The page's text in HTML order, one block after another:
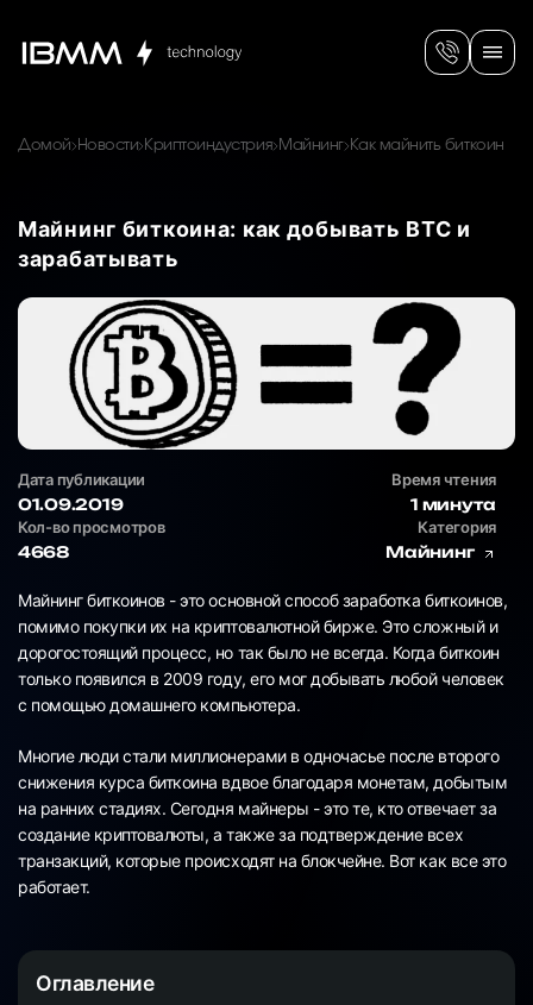
Домой Новости Криптоиндустрия Майнинг Как майнить биткоин
Майнинг биткоина: как добывать BTC и
зарабатывать
Дата публикации
01.09.2019
Время чтения
1 минута
Кол-во просмотров
4668
Категория
Майнинг
Майнинг биткоинов - это основной способ заработка биткоинов,
помимо покупки их на криптовалютной бирже. Это сложный и
дорогостоящий процесс, но так было не всегда. Когда биткоин
только появился в 2009 году, его мог добывать любой человек
с помощью домашнего компьютера.
Многие люди стали миллионерами в одночасье после второго
снижения курса биткоина вдвое благодаря монетам, добытым
на ранних стадиях. Сегодня майнеры - это те, кто отвечает за
создание криптовалюты, а также за подтверждение всех
транзакций, которые происходят на блокчейне. Вот как все это
работает.
Оглавление